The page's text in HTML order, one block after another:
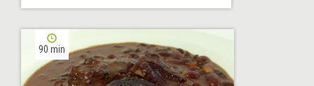
90 min